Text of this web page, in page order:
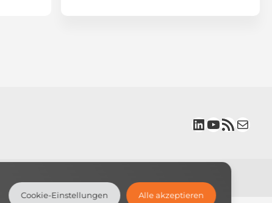
LinkedIn
YouTube
RSS-Feed
E-Mail
Cookie-Einstellungen Alle akzeptieren